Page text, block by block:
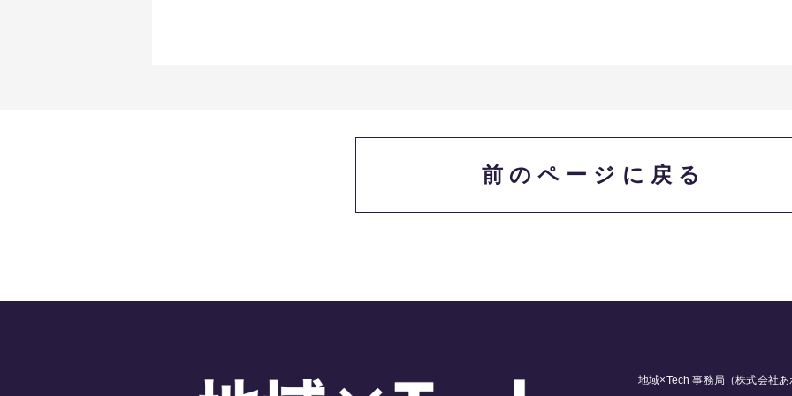
前のページに戻る
地域×Tech 事務局 （株式会社